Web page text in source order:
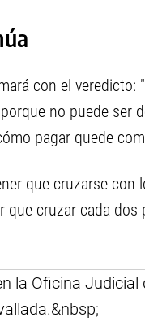
con el veredicto:
no puede ser
pagar quede
que cruzarse con
cruzar cada